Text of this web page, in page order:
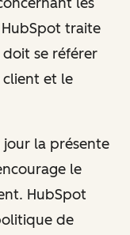
traite
se référer
et le
la présente
le
HubSpot
de